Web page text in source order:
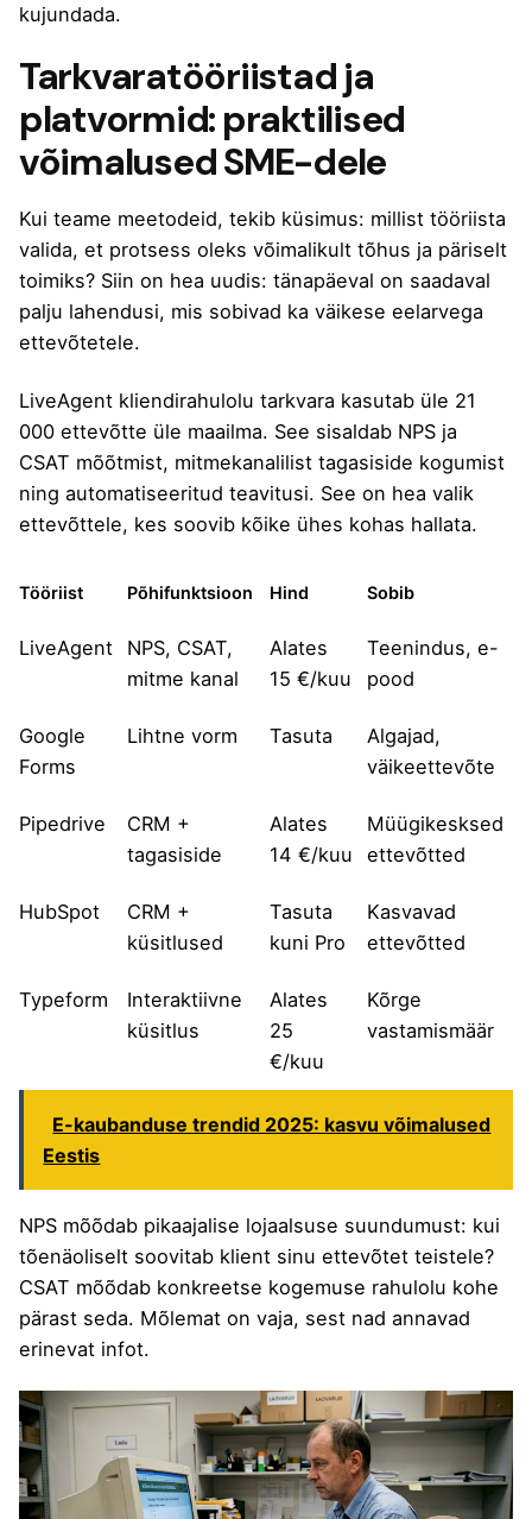
kujundada.
Tarkvaratööriistad ja
platvormid: praktilised
võimalused SME-dele
Kui teame meetodeid, tekib küsimus: millist tööriista
valida, et protsess oleks võimalikult tõhus ja päriselt
toimiks? Siin on hea uudis: tänapäeval on saadaval
palju lahendusi, mis sobivad ka väikese eelarvega
ettevõtetele.
LiveAgent kliendirahulolu tarkvara kasutab üle 21
000 ettevõtte üle maailma. See sisaldab NPS ja
CSAT mõõtmist, mitmekanalilist tagasiside kogumist
ning automatiseeritud teavitusi. See on hea valik
ettevõttele, kes soovib kõike ühes kohas hallata.
Tööriist Põhifunktsioon Hind Sobib
LiveAgent
NPS, CSAT,
mitme kanal
Alates
15 €/kuu
Teenindus, e-
pood
Google
Forms
Lihtne vorm Tasuta
Algajad,
väikeettevõte
Pipedrive
CRM +
tagasiside
Alates
14 €/kuu
Müügikesksed
ettevõtted
HubSpot
CRM +
küsitlused
Tasuta
kuni Pro
Kasvavad
ettevõtted
Typeform
Interaktiivne
küsitlus
Alates
25
€/kuu
Kõrge
vastamismäär
E-kaubanduse trendid 2025: kasvu võimalused
Eestis
NPS mõõdab pikaajalise lojaalsuse suundumust: kui
tõenäoliselt soovitab klient sinu ettevõtet teistele?
CSAT mõõdab konkreetse kogemuse rahulolu kohe
pärast seda. Mõlemat on vaja, sest nad annavad
erinevat infot.